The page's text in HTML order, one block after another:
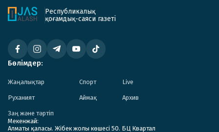
Республикалық
қоғамдық-саяси газеті
Бөлімдер:
Жаңалықтар Спорт Live
Руханият Аймақ Архив
Заң және тәртіп
Мекенжай:
Алматы қаласы. Жібек жолы көшесі 50. БЦ Квартал